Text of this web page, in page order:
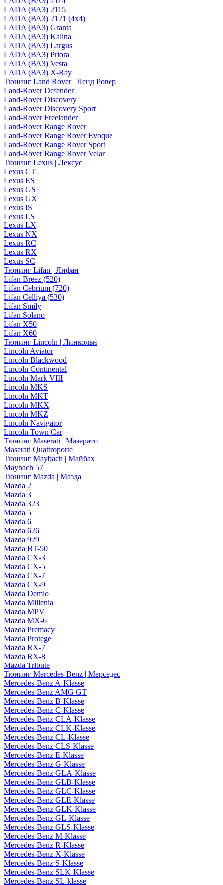
LADA (ВАЗ) 2115
LADA (ВАЗ) 2121 (4x4)
LADA (ВАЗ) Granta
LADA (ВАЗ) Kalina
LADA (ВАЗ) Largus
LADA (ВАЗ) Priora
LADA (ВАЗ) Vesta
LADA (ВАЗ) X-Ray
Тюнинг Land Rover | Ленд Ровер
Land-Rover Defender
Land-Rover Discovery
Land-Rover Discovery Sport
Land-Rover Freelander
Land-Rover Range Rover
Land-Rover Range Rover Evoque
Land-Rover Range Rover Sport
Land-Rover Range Rover Velar
Тюнинг Lexus | Лексус
Lexus CT
Lexus ES
Lexus GS
Lexus GX
Lexus IS
Lexus LS
Lexus LX
Lexus NX
Lexus RC
Lexus RX
Lexus SC
Тюнинг Lifan | Лифан
Lifan Breez (520)
Lifan Cebrium (720)
Lifan Celliya (530)
Lifan Smily
Lifan Solano
Lifan X50
Lifan X60
Тюнинг Lincoln | Линкольн
Lincoln Aviator
Lincoln Blackwood
Lincoln Continental
Lincoln Mark VIII
Lincoln MKS
Lincoln MKT
Lincoln MKX
Lincoln MKZ
Lincoln Navigator
Lincoln Town Car
Тюнинг Maserati | Мазерати
Maserati Quattroporte
Тюнинг Maybach | Майбах
Maybach 57
Тюнинг Mazda | Мазда
Mazda 2
Mazda 3
Mazda 323
Mazda 5
Mazda 6
Mazda 626
Mazda 929
Mazda BT-50
Mazda CX-3
Mazda CX-5
Mazda CX-7
Mazda CX-9
Mazda Demio
Mazda Millenia
Mazda MPV
Mazda MX-6
Mazda Premacy
Mazda Protege
Mazda RX-7
Mazda RX-8
Mazda Tribute
Тюнинг Mercedes-Benz | Мерседес
Mercedes-Benz A-Klasse
Mercedes-Benz AMG GT
Mercedes-Benz B-Klasse
Mercedes-Benz C-Klasse
Mercedes-Benz CLA-Klasse
Mercedes-Benz CLK-Klasse
Mercedes-Benz CL-Klasse
Mercedes-Benz CLS-Klasse
Mercedes-Benz E-Klasse
Mercedes-Benz G-Klasse
Mercedes-Benz GLA-Klasse
Mercedes-Benz GLB-Klasse
Mercedes-Benz GLC-Klasse
Mercedes-Benz GLE-Klasse
Mercedes-Benz GLK-Klasse
Mercedes-Benz GL-Klasse
Mercedes-Benz GLS-Klasse
Mercedes-Benz M-Klasse
Mercedes-Benz R-Klasse
Mercedes-Benz X-Klasse
Mercedes-Benz S-Klasse
Mercedes-Benz SLK-Klasse
Mercedes-Benz SL-klasse